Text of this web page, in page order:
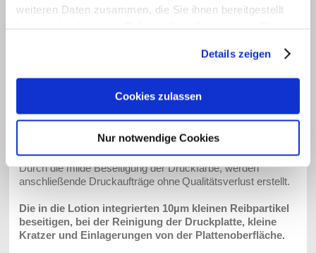
weiteren Daten zusammen, die Sie ihnen bereitgestellt
Details zeigen
Cookies zulassen
Nur notwendige Cookies
Gebrauch bei allen verwendeten
eingelagerten Druckplatten.
Verwenden Sie vor dem Neuandruck, nach kurzer Standzeit
Qualitätsverlust, der nachher die geleistete Arbeit mindert.
Durch die milde Beseitigung der Druckfarbe, werden
anschließende Druckaufträge ohneQualitätsverlust erstellt.
Die in die Lotion integrierten 10µm kleinen Reibpartikel
beseitigen, bei der Reinigung der Druckplatte, kleine
Kratzer und Einlagerungen von der Plattenoberfläche.